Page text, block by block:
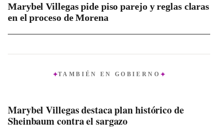
Marybel Villegas pide piso parejo y reglas claras
en el proceso de Morena
TAMBIÉN ENGOBIERNO
Marybel Villegas destaca plan histórico de
Sheinbaum contra el sargazo